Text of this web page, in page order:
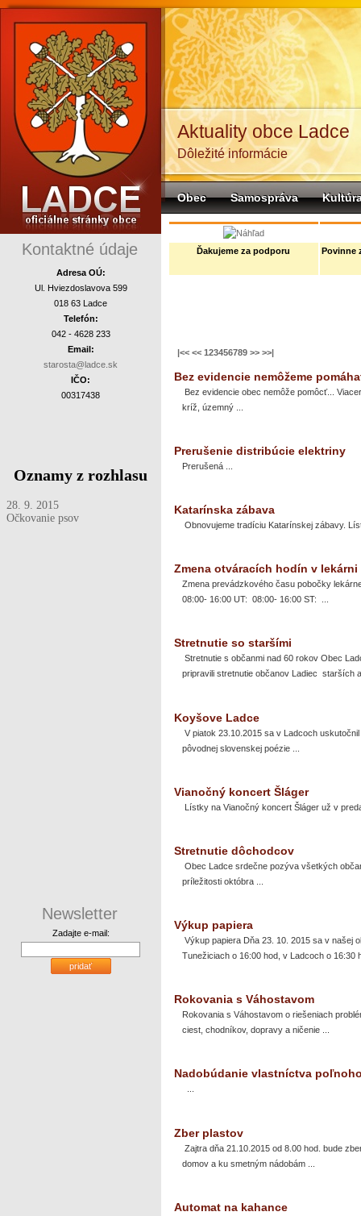
Kontaktné údaje
Adresa OÚ:
Ul. Hviezdoslavova 599
018 63 Ladce
Telefón:
042 - 4628 233
Email:
starosta@ladce.sk
IČO:
00317438
Oznamy z rozhlasu
28. 9. 2015
Očkovanie psov
Newsletter
Zadajte e-mail:
pridať
Aktuality obce Ladce
Dôležité informácie
Obec Samospráva
komunalne
Ďakujeme za podporu Povinne
|<< << 123456789 >> >>|
Bez evidencie nemôžeme
Bez evidencie obec nemôže pomôcť...
kríž, územný ...
Prerušenie distribúcie elektriny
Prerušená ...
Katarínska zábava
Obnovujeme tradíciu Katarínskej zábavy.
Zmena otváracích hodín v lekárni
Zmena prevádzkového času pobočky
08:00- 16:00 UT: 08:00- 16:00 ST: ...
Stretnutie so staršími
Stretnutie s občanmi nad 60 rokov Obec
pripravili stretnutie občanov Ladiec starších
Koyšove Ladce
V piatok 23.10.2015 sa v Ladcoch
pôvodnej slovenskej poézie ...
Vianočný koncert Šláger
Lístky na Vianočný koncert Šláger už v
Stretnutie dôchodcov
Obec Ladce srdečne pozýva všetkých
príležitosti októbra ...
Výkup papiera
Výkup papiera Dňa 23. 10. 2015 sa v našej
Tunežiciach o 16:00 hod, v Ladcoch o 16:30
Rokovania s Váhostavom
Rokovania s Váhostavom o riešeniach
ciest, chodníkov, dopravy a ničenie ...
Nadobúdanie vlastníctva
...
Zber plastov
Zajtra dňa 21.10.2015 od 8.00 hod. bude
domov a ku smetným nádobám ...
Automat na kahance